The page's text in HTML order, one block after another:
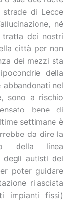
di Lecce
né
tratta dei nostri
città per non
dei mezzi sta
della
abbandonati nel
sono a rischio
bene di
settimane è
da dire la
della linea
degli autisti dei
poter guidare
rilasciata
impianti fissi)